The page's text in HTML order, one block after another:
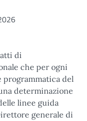
di
che per ogni
programmatica del
determinazione
linee guida
generale di